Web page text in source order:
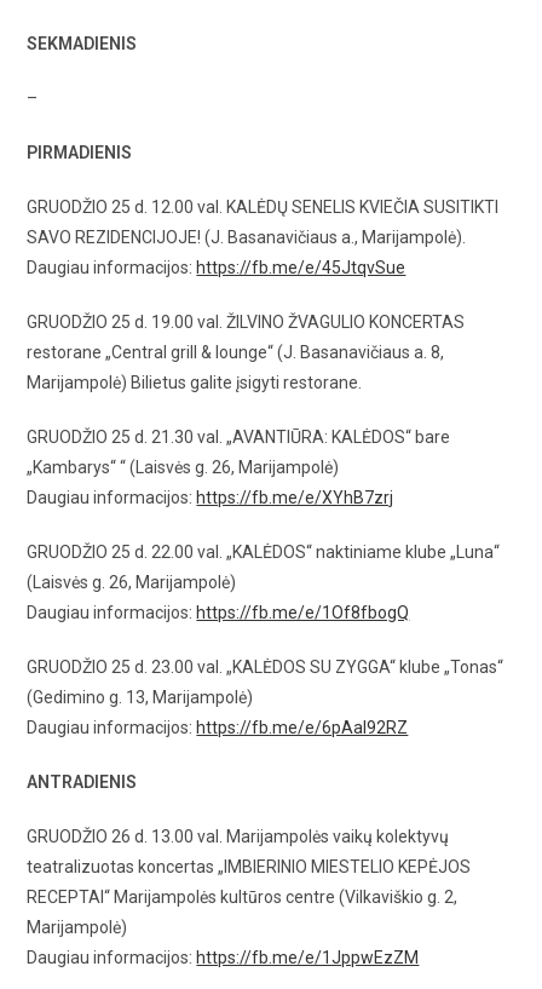
SEKMADIENIS
–
PIRMADIENIS
GRUODŽIO 25 d. 12.00 val. KALĖDŲ SENELIS KVIEČIA SUSITIKTI
SAVO REZIDENCIJOJE! (J. Basanavičiaus a., Marijampolė).
Daugiau informacijos: https://fb.me/e/45JtqvSue
GRUODŽIO 25 d. 19.00 val. ŽILVINO ŽVAGULIO KONCERTAS
restorane „Central grill & lounge“ (J. Basanavičiaus a. 8,
Marijampolė) Bilietus galite įsigyti restorane.
GRUODŽIO 25 d. 21.30 val. „AVANTIŪRA: KALĖDOS“ bare
„Kambarys“ “ (Laisvės g. 26, Marijampolė)
Daugiau informacijos: https://fb.me/e/XYhB7zrj
GRUODŽIO 25 d. 22.00 val. „KALĖDOS“ naktiniame klube „Luna“
(Laisvės g. 26, Marijampolė)
Daugiau informacijos: https://fb.me/e/1Of8fbogQ
GRUODŽIO 25 d. 23.00 val. „KALĖDOS SU ZYGGA“ klube „Tonas“
(Gedimino g. 13, Marijampolė)
Daugiau informacijos: https://fb.me/e/6pAal92RZ
ANTRADIENIS
GRUODŽIO 26 d. 13.00 val. Marijampolės vaikų kolektyvų
teatralizuotas koncertas „IMBIERINIO MIESTELIO KEPĖJOS
RECEPTAI“ Marijampolės kultūros centre (Vilkaviškio g. 2,
Marijampolė)
Daugiau informacijos: https://fb.me/e/1JppwEzZM